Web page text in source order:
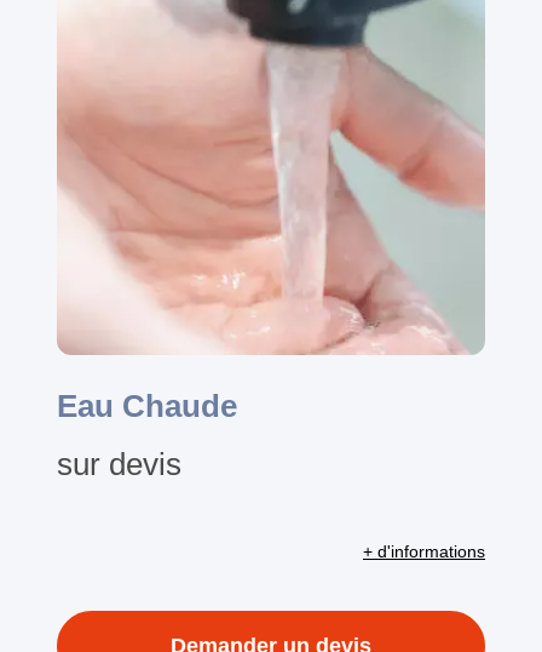
Eau Chaude
sur devis
+ d'informations
Demander un devis